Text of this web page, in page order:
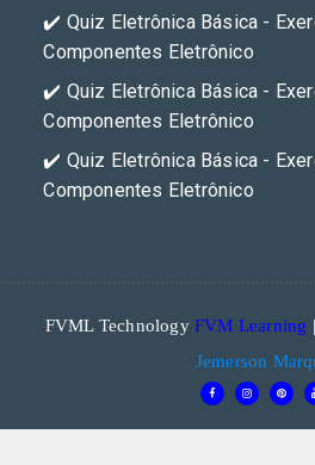
✔️ Quiz Eletrônica Básica -
Componentes Eletrônico
✔️ Quiz Eletrônica Básica -
Componentes Eletrônico
✔️ Quiz Eletrônica Básica -
Componentes Eletrônico
FVML Technology FVM Learning
Jemerson